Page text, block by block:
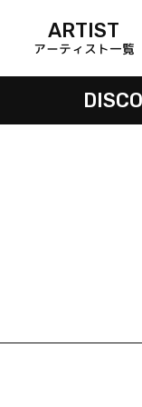
ARTIST
アーティスト一覧